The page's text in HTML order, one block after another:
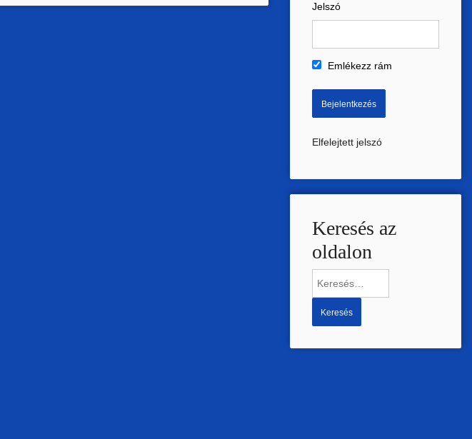
Jelszó
Emlékezz rám
Elfelejtett jelszó
Keresés az
oldalon